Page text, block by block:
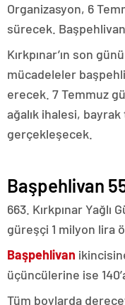
Organizasyon, 6
sürecek.
Kırkpınar’ın son
mücadeleler
erecek. 7 Temmuz
ağalık ihalesi,
gerçekleşecek.
Başpehlivan
663. Kırkpınar
güreşçi 1 milyon lira
Başpehlivan
üçüncülerine ise
Tüm boylarda